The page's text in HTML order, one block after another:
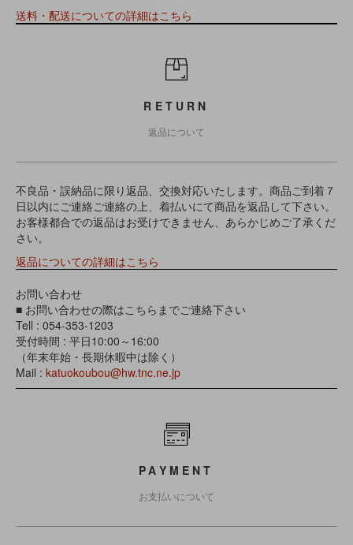
送料・配送についての詳細はこちら
RETURN
返品について
不良品・誤納品に限り返品、交換対応いたします。商品ご到着７
日以内にご連絡ご連絡の上、着払いにて商品を返品して下さい。
お客様都合での返品はお受けできません、あらかじめご了承くだ
さい。
返品についての詳細はこちら
お問い合わせ
■ お問い合わせの際はこちらまでご連絡下さい
Tell : 054-353-1203
受付時間 : 平日10:00～16:00
（年末年始・長期休暇中は除く）
Mail : katuokoubou@hw.tnc.ne.jp
PAYMENT
お支払いについて